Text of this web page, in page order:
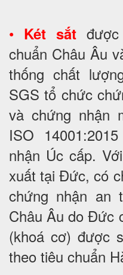
• Két sắtđược
chuẩn Châu Âu
thống chất
SGS tổ chức
và chứng nhận
ISO
nhận Úc cấp.
xuất tại Đức, có
chứng nhận an
Châu Âu do Đức
(khoá cơ) được
theo tiêu chuẩn